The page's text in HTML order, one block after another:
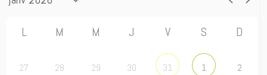
L M M J V S D
27 28 29 30 31 1 2